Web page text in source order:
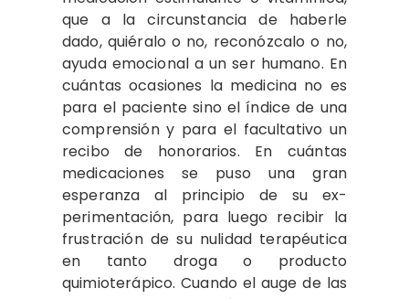
que a la circunstancia de haberle
dado, quiéralo o no, reconózcalo o no,
ayuda emocional a un ser humano. En
cuántas ocasiones la medicina no es
para el pa­ciente sino el índice de una
comprensión y para el facultativo un
recibo de hono­rarios. En cuántas
medicaciones se puso una gran
esperanza al principio de su ex­
perimentación, para luego recibir la
frus­tración de su nulidad terapéutica
en tan­to droga o producto
quimioterápico. Cuan­do el auge de las